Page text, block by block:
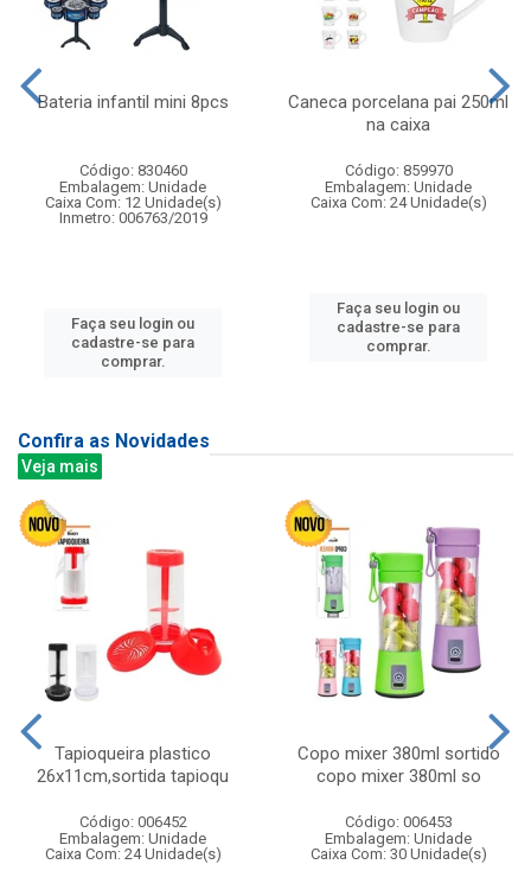
Bateria infantil mini 8pcs
Código: 830460
Embalagem: Unidade
Caixa Com: 12 Unidade(s)
Inmetro: 006763/2019
Faça seu login ou
cadastre-se para
comprar.
Caneca porcelana pai 250ml
na caixa
Código: 859970
Embalagem: Unidade
Caixa Com: 24 Unidade(s)
Faça seu login ou
cadastre-se para
comprar.
Confira as Novidades
Veja mais
Tapioqueira plastico
26x11cm,sortida tapioqu
Código: 006452
Embalagem: Unidade
Caixa Com: 24 Unidade(s)
Copo mixer 380ml sortido
copo mixer 380ml so
Código: 006453
Embalagem: Unidade
Caixa Com: 30 Unidade(s)